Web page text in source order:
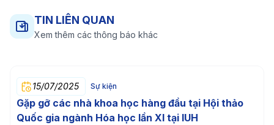
TIN LIÊN QUAN
Xem thêm các thông báo khác
07/05/2025 Sự kiện
ICCSS 2025 & SSPS 2025: Hai hội nghị quốc tế
danh giá đồng tổ chức tại Đại học Công nghiệp